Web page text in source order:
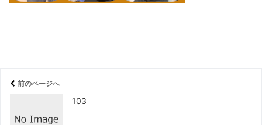
前のページへ
103